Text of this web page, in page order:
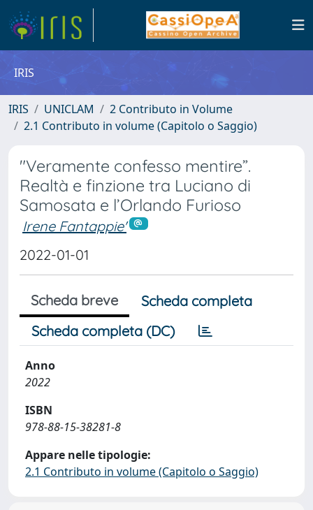
IRIS
IRIS UNICLAM
2 Contributo in Volume
2.1 Contributo in volume (Capitolo o Saggio)
"Veramente confesso mentire”.
Realtà e finzione tra Luciano di
Samosata e l’Orlando Furioso
Irene Fantappie'
2022-01-01
Scheda breve
Scheda completa
Scheda completa (DC)
Anno
2022
ISBN
978-88-15-38281-8
Appare nelle tipologie:
2.1 Contributo in volume (Capitolo o Saggio)